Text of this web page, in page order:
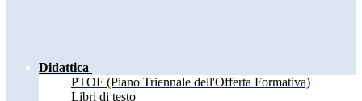
Didattica
PTOF (Piano Triennale dell'Offerta Formativa)
Libri di testo